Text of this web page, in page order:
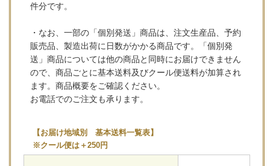
件分です。
・なお、一部の「個別発送」商品は、注文生産品、予約
販売品、製造出荷に日数がかかる商品です。「個別発
送」商品については他の商品と同時にお届けできません
ので、商品ごとに基本送料及びクール便送料が加算され
ます。商品概要をご確認ください。
お電話でのご注文も承ります。
【お届け地域別 基本送料一覧表】
※クール便は＋250円